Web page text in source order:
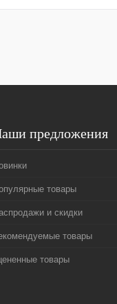
Купить в 1 клик
предложения
товары
и скидки
товары
товары